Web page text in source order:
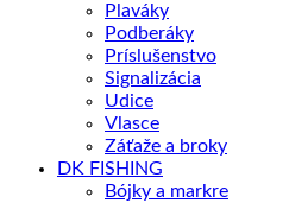
Plaváky
Podberáky
Príslušenstvo
Signalizácia
Udice
Vlasce
Záťaže a broky
DK FISHING
Bójky a markre